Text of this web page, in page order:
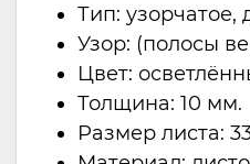
Тип: узорчатое,
Узор: (полосы
Цвет:
Толщина: 10 мм.
Размер листа: